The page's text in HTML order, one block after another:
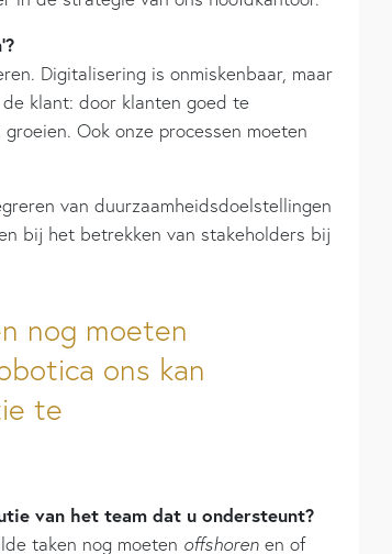
Digitalisering is onmiskenbaar, maar
klant: door klanten goed te
Ook onze processen moeten
van duurzaamheidsdoelstellingen
bij het betrekken van stakeholders bij
nog moeten
ons kan
te
van het team dat u ondersteunt?
taken nog moeten offshoren en of